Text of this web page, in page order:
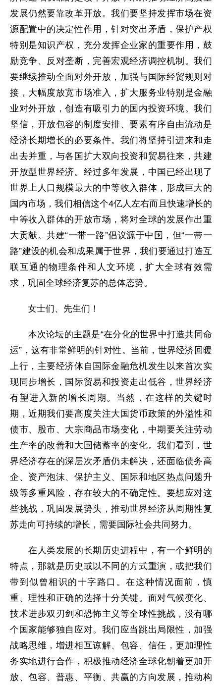
发展仍然要靠改革开放。我们要坚持发挥市场在资
源配置中的决定性作用，针对突出矛盾，保护产权
特别是知识产权，充分发挥企业家的重要作用，鼓
励竞争、反对垄断，完善宏观经济调控机制。我们
要继续推动全面对外开放，加强与国际经贸规则对
接，大幅度放宽市场准入，扩大服务业特别是金融
业对外开放，创造有吸引力的国内投资环境。我们
坚信，开放包容的制度安排、要素有序自由流动是
经济长期增长的必要条件。我们将坚持引进来和走
出去并重，与各国扩大双向投资和贸易往来，共建
开放型世界经济。经过多年发展，中国已经出现了
世界上人口规模最大的中等收入群体，形成巨大的
国内市场，我们相信这个4亿人左右而且快速增长的
中等收入群体的开放市场，将对全球的发展作出重
大贡献。共建“一带一路”倡议源于中国，但“一带一
路”建设的机会和成果属于世界，我们要通过打造互
联互通的物理条件和人文环境，扩大全球有效需
求，巩固全球经济复苏的总体态势。
女士们、先生们！
本次论坛的主题是“在分化的世界中打造共同命
运”，这有非常鲜明的针对性。当前，世界经济回暖
上行，主要经济体自国际金融危机发生以来首次实
现同步增长，国际贸易和投资走出低谷，世界经济
有望进入新的增长周期。当然，在这样的关键时
期，近期我们要高度关注大国货币政策的外溢性和
债市、股市、大宗商品市场变化，中期要关注劳动
生产率的改善和大国储蓄率的变化。我们看到，世
界经济存在的深层次矛盾仍未解决，还面临债务高
企、资产泡沫、保护主义、国际和地区热点问题升
级等多重风险，存在较大的不确定性。要想应对这
些挑战，巩固发展势头，推动世界经济从周期性复
苏走向可持续的增长，需要国际社会共同努力。
在人类发展的长期历史进程中，有一个鲜明的
特点，那就是历史或以不同的方式重演，或把我们
带到似曾相识的十字路口。在这种情况面前，慎
重、理性和正确的选择十分关键。面对气候变化、
技术进步双刃剑和恐怖主义等全球性挑战，没有哪
个国家能够独自应对。我们应当跳出局限性，加强
战略思维，增进相互谅解、包容、信任，更加理性
务实地进行合作，积极推动经济全球化朝着更加开
放、包容、普惠、平衡、共赢的方向发展，推动构